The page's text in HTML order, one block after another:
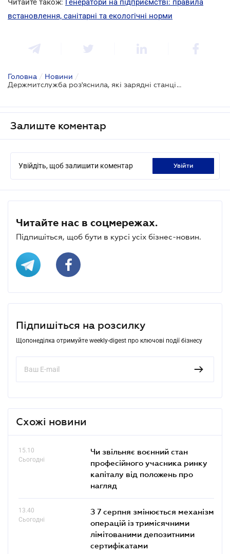
Читайте також:
Генератори на підприємстві: правила
встановлення, санітарні та екологічні норми
Головна / Новини /
Держмитслужба роз'яснила, які зарядні станції звільняються від оподаткування
Залиште коментар
Увійдіть, щоб залишити коментар увійти
Читайте нас в соцмережах.
Підпишіться, щоб бути в курсі усіх бізнес-новин.
Підпишіться на розсилку
Щопонеділка отримуйте weekly-digest про ключові події бізнесу
Схожі новини
15.10
Сьогодні
Чи звільняє воєнний стан
професійного учасника ринку
капіталу від положень про
нагляд
13.40
Сьогодні
З 7 серпня змінюється механізм
операцій із тримісячними
лімітованими депозитними
сертифікатами